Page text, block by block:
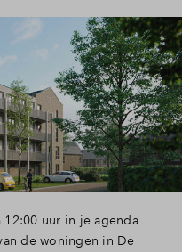
12:00 uur in je agenda
de woningen in De